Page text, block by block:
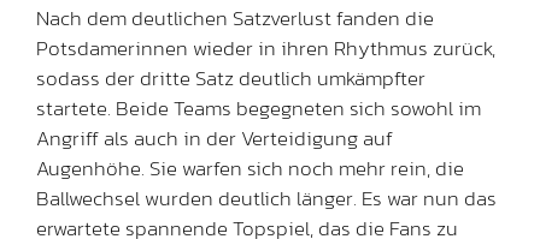
Nach dem deutlichen Satzverlust fanden die
Potsdamerinnen wieder in ihren Rhythmus zurück,
sodass der dritte Satz deutlich umkämpfter
startete. Beide Teams begegneten sich sowohl im
Angriff als auch in der Verteidigung auf
Augenhöhe. Sie warfen sich noch mehr rein, die
Ballwechsel wurden deutlich länger. Es war nun das
erwartete spannende Topspiel, das die Fans zu